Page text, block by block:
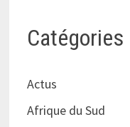
Catégories
Actus
Afrique du Sud